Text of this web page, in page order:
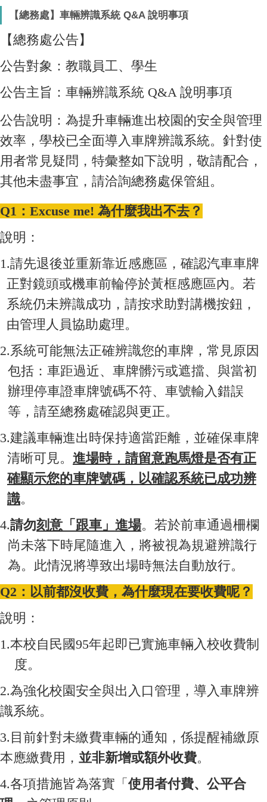
【總務處】車輛辨識系統 Q&A 說明事項
【總務處公告】
公告對象 ：教職員工、學生
公告主旨：車輛辨識系統 Q&A 說明事項
公告說明：為提升車輛進出校園的安全與管理
效率，學校已全面導入車牌辨識系統。針對使
用者常見疑問，特彙整如下說明，敬請配合，
其他未盡事宜，請洽詢總務處保管組。
Q1 ：Excuse me!為什麼我出不去？
說明：
1.請先退後並重新靠近感應區，確認汽車車牌
正對鏡頭或機車前輪停於黃框感應區內。若
系統仍未辨識成功，請按求助對講機按鈕，
由管理人員協助處理。
2.系統可能無法正確辨識您的車牌，常見原因
包括：車距過近、車牌髒污或遮擋、與當初
辦理停車證車牌號碼不符、車號輸入錯誤
等，請至總務處確認與更正。
3.建議車輛進出時保持適當距離，並確保車牌
清晰可見。 進場時，請留意跑馬燈是否有正
確顯示您的車牌號碼，以確認系統已成功辨
識。
4.請勿刻意「跟車」進場。若於前車通過柵欄
尚未落下時尾隨進入，將被視為規避辨識行
為。此情況將導致出場時無法自動放行。
Q2 ：以前都沒收費，為什麼現在要收費呢？
說明：
1.本校自民國95年起即已實施車輛入校收費制
度。
2.為強化校園安全與出入口管理，導入車牌辨
識系統。
3. 目前針對未繳費車輛的通知，係提醒補繳原
本應繳費用， 並非新增或額外收費。
4.各項措施皆為落實「 使用者付費、公平合